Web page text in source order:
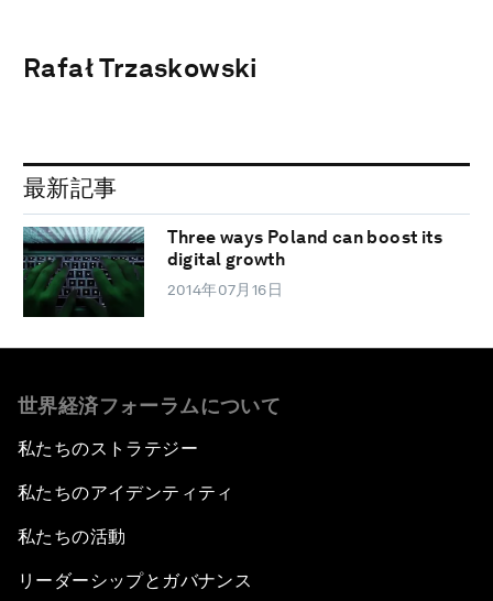
Rafał Trzaskowski
最新記事
Three ways Poland can boost its
digital growth
2014年07月16日
世界経済フォーラムについて
私たちのストラテジー
私たちのアイデンティティ
私たちの活動
リーダーシップとガバナンス